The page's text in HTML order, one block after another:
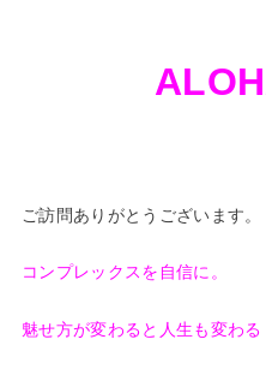
ご訪問ありがとうございます。
コンプレックスを自信に。
魅せ方が変わると人生も変わる